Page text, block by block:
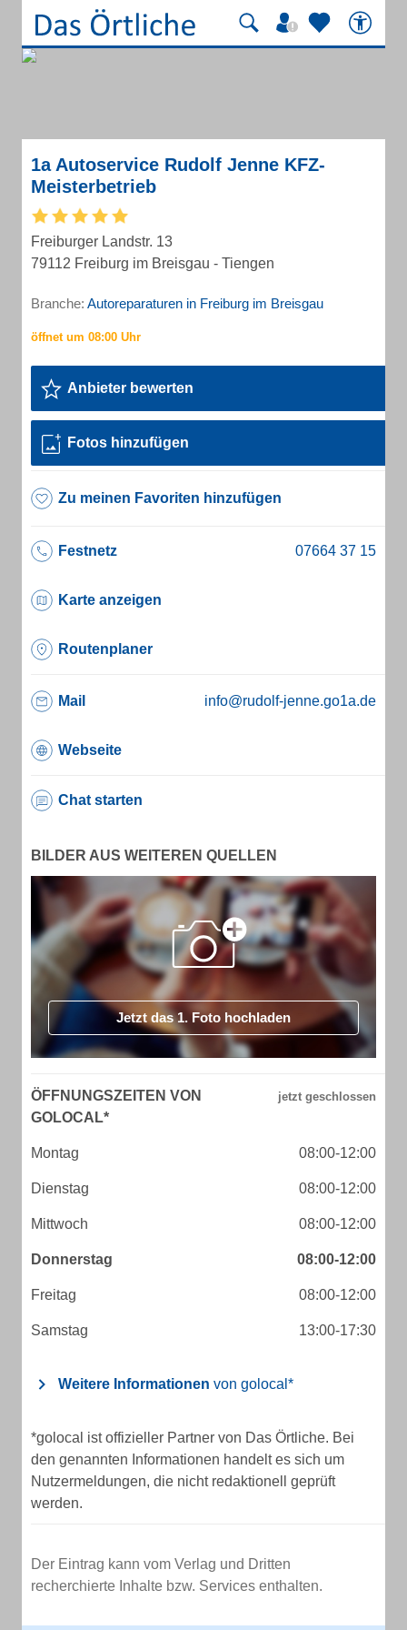
1a Autoservice Rudolf Jenne KFZ-
Meisterbetrieb
Freiburger Landstr. 13
79112 Freiburg im Breisgau - Tiengen
Branche: Autoreparaturen in Freiburg im Breisgau
Anbieter bewerten
Fotos hinzufügen
Zu meinen Favoriten hinzufügen
Festnetz
Karte anzeigen
Routenplaner
Mail info@rudolf-jenne.go1a.de
Webseite
Chat starten
BILDER AUS WEITEREN QUELLEN
Jetzt das 1. Foto hochladen
ÖFFNUNGSZEITEN VON
GOLOCAL*
Montag 08:00-12:00
Dienstag 08:00-12:00
Mittwoch 08:00-12:00
Donnerstag 08:00-12:00
Freitag 08:00-12:00
Samstag 13:00-17:30
Weitere Informationen von golocal*
*golocal ist offizieller Partner von Das Örtliche. Bei
den genannten Informationen handelt es sich um
Nutzermeldungen, die nicht redaktionell geprüft
werden.
Der Eintrag kann vom Verlag und Dritten
recherchierte Inhalte bzw. Services enthalten.